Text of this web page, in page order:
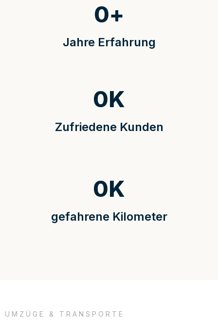
Jahre Erfahrung
0+
Zufriedene Kunden
0K
gefahrene Kilometer
0K
UMZÜGE & TRANSPORTE